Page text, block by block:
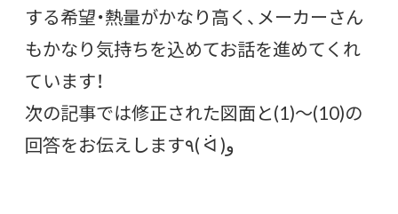
する希望・熱量がかなり高く、メーカーさん
もかなり気持ちを込めてお話を進めてくれ
ています！
次の記事では修正された図面と(1)～(10)の
回答をお伝えします٩( ᐛ )و